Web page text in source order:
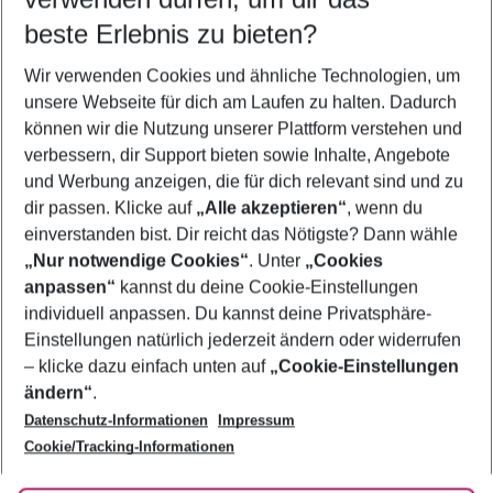
5-8 Nächte
2 Erwachsene Keine Kinder
Mehr Filter anzeigen
Footer
Footer navigation
Über uns
AGB
Bestpreisgarantie
Cookie-Einstellungen ändern
Cookie-Richtlinie
Agenturbetreuung
Barrierefreies Reisen
Folge uns
beste Erlebnis zu bieten?
Wir verwenden Cookies und ähnliche Technologien, um
unsere Webseite für dich am Laufen zu halten. Dadurch
können wir die Nutzung unserer Plattform verstehen und
verbessern, dir Support bieten sowie Inhalte, Angebote
und Werbung anzeigen, die für dich relevant sind und zu
dir passen. Klicke auf „Alle akzeptieren“, wenn du
einverstanden bist. Dir reicht das Nötigste? Dann wähle
„Nur notwendige Cookies“. Unter „Cookies
anpassen“ kannst du deine Cookie-Einstellungen
individuell anpassen. Du kannst deine Privatsphäre-
Einstellungen natürlich jederzeit ändern oder widerrufen
– klicke dazu einfach unten auf „Cookie-Einstellungen
ändern“.
Datenschutz-Informationen
Impressum
Cookie/Tracking-Informationen